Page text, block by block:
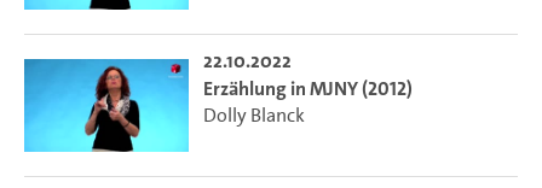
22.10.2022
Erzählung in MJNY (2012)
Dolly Blanck